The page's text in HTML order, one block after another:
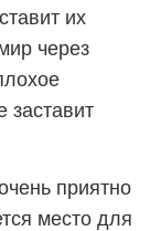
их
через
заставит
приятно
место для